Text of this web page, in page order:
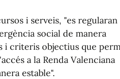
i serveis, "es regularan
social de manera
criteris objectius que
a la Renda Valenciana
estable".